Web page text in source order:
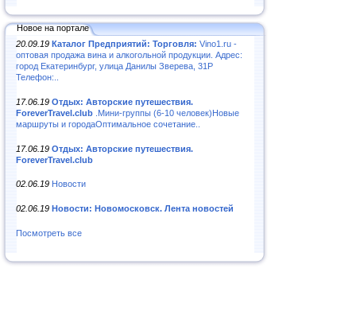
Новое на портале
20.09.19 Каталог Предприятий: Торговля: Vino1.ru -
оптовая продажа вина и алкогольной продукции. Адрес:
город Екатеринбург, улица Данилы Зверева, 31Р
Телефон:..
17.06.19 Отдых: Авторские путешествия.
ForeverTravel.club .Мини-группы (6-10 человек)Новые
маршруты и городаОптимальное сочетание..
17.06.19 Отдых: Авторские путешествия.
ForeverTravel.club
02.06.19 Новости
02.06.19 Новости: Новомосковск. Лента новостей
Посмотреть все